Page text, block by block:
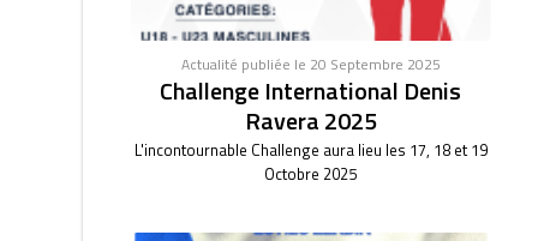
Actualité publiée le 20 Septembre 2025
Challenge International Denis
Ravera 2025
L'incontournable Challenge aura lieu les 17, 18 et 19
Octobre 2025